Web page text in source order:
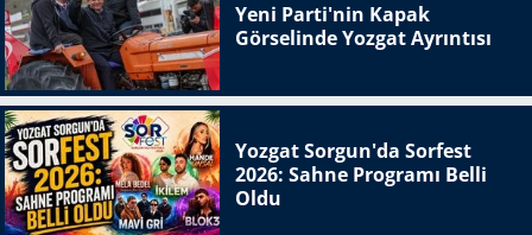
Yeni Parti'nin Kapak
Görselinde Yozgat Ayrıntısı
Yozgat Sorgun'da Sorfest
2026: Sahne Programı Belli
Oldu